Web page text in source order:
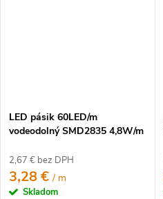
LED pásik 60LED/m
vodeodolný SMD2835 4,8W/m
2,67 € bez DPH
3,28 €/ m
Skladom